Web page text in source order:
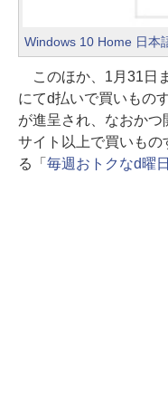
Windows 10 Home 日本
このほか、1月31日
にてd払いで買いもの
が進呈され、なおか
サイト以上で買いも
る「 毎週おトクなd曜日